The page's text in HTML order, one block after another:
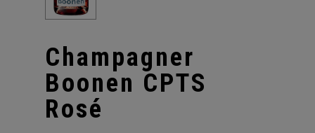
Champagner
Boonen CPTS
Rosé